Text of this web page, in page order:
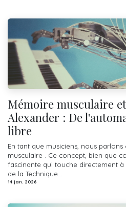
Mémoire musculaire
Alexander : De
libre
En tant que musiciens, nous
musculaire . Ce concept, bien que
fascinante qui touche directement
de la Technique...
14 jan. 2026